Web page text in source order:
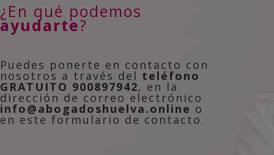
¿En qué podemos
ayudarte?
Puedes ponerte en contacto con
nosotros a través del teléfono
GRATUITO 900897942, en la
dirección de correo electrónico
info@abogadoshuelva.online o
en este formulario de contacto.